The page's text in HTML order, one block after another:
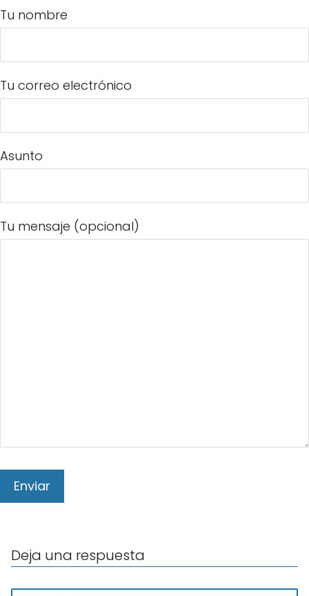
Tu nombre
Tu correo electrónico
Asunto
Tu mensaje (opcional)
Deja una respuesta